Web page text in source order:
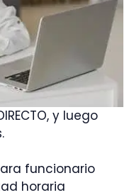
y luego
funcionario
horaria